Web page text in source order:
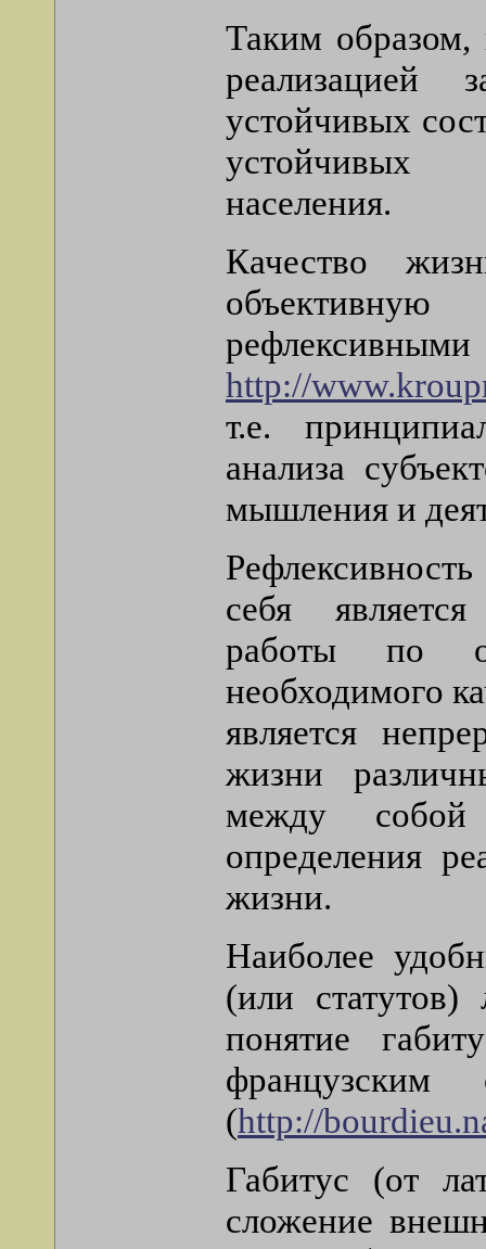
Таким образом,
реализацией
устойчивых
устойчивых
населения.
Качество
объективную
http://
т.е.
анализа
мышления и
себя
работы по
необходимого
является
жизни
между собой
определения
жизни.
Наиболее
(или
понятие
французским
(http://
Габитус (от
сложение